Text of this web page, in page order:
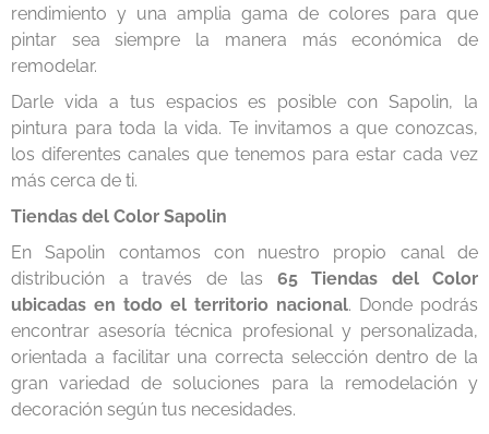
rendimiento y una amplia gama de colores para que
pintar sea siempre la manera más económica de
remodelar.
Darle vida a tus espacios es posible con Sapolin, la
pintura para toda la vida. Te invitamos a que conozcas,
los diferentes canales que tenemos para estar cada vez
más cerca de ti.
Tiendas del Color Sapolin
En Sapolin contamos con nuestro propio canal de
distribución a través de las 65 Tiendas del Color
ubicadas en todo el territorio nacional. Donde podrás
encontrar asesoría técnica profesional y personalizada,
orientada a facilitar una correcta selección dentro de la
gran variedad de soluciones para la remodelación y
decoración según tus necesidades.